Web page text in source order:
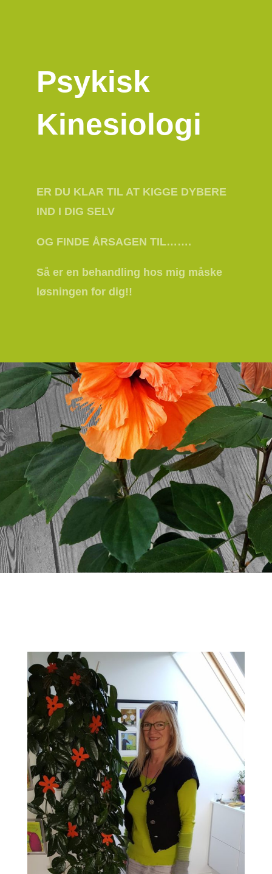
Psykisk
Kinesiologi
ER DU KLAR TIL AT KIGGE DYBERE
IND I DIG SELV
OG FINDE ÅRSAGEN TIL…….
Så er en behandling hos mig måske
løsningen for dig!!